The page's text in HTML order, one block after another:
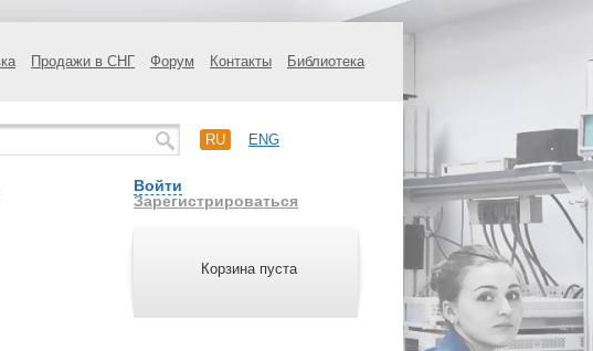
Продажи в СНГ Форум Контакты Библиотека
RU ENG
Войти
Зарегистрироваться
Корзина пуста